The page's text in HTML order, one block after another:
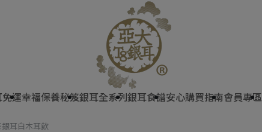
運幸福保養秘笈銀耳全系列銀耳食譜安心購買指南會員專區
耳白木耳飲